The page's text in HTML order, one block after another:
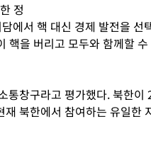
정
에서 핵 대신 경제 발전을 선
핵을 버리고 모두와 함께할
통창구라고 평가했다. 북한이
북한에서 참여하는 유일한